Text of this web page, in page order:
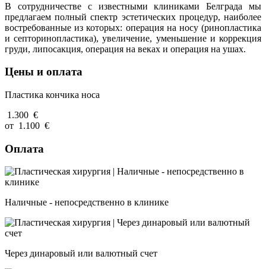
В сотрудничестве с известными клиниками Белграда мы
предлагаем полный спектр эстетических процедур, наиболее
востребованные из которых: операция на носу (ринопластика
и септоринопластика), увеличение, уменьшение и коррекция
груди, липосакция, операция на веках и операция на ушах.
Цены и оплата
Пластика кончика носа
1.300 €
от 1.100 €
Оплата
Наличные - непосредственно в клинике
Через динаровый или валютный счет